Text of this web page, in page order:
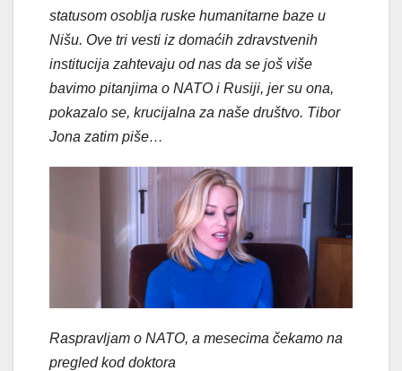
statusom osoblja ruske humanitarne baze u
Nišu. Ove tri vesti iz domaćih zdravstvenih
institucija zahtevaju od nas da se još više
bavimo pitanjima o NATO i Rusiji, jer su ona,
pokazalo se, krucijalna za naše društvo. Tibor
Jona zatim piše…
Raspravljam o NATO, a mesecima čekamo na
pregled kod doktora